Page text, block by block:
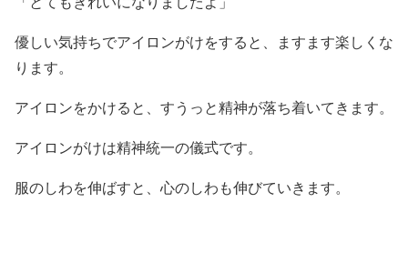
優しい気持ちでアイロンがけをすると、ますます楽しくな
ります。
アイロンをかけると、すうっと精神が落ち着いてきます。
アイロンがけは精神統一の儀式です。
服のしわを伸ばすと、心のしわも伸びていきます。